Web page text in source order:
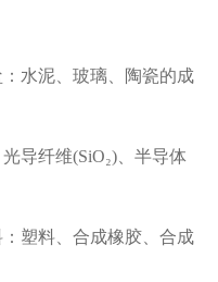
水泥、玻璃、陶瓷的成
导纤维(SiO₂)、半导体
塑料、合成橡胶、合成